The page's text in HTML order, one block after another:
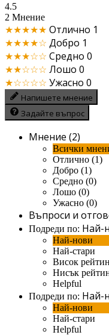
4.5
2 Мнение
★★★★★ Отлично 1
★★★★☆ Добро 1
★★★☆☆ Средно 0
★★☆☆☆ Лошо 0
★☆☆☆☆ Ужасно 0
Напишете мнение
Задайте въпрос
Мнение (2)
Всички
Отлично (1)
Добро (1)
Средно (0)
Лошо (0)
Ужасно (0)
Въпроси и
Подреди по: Най-
Най-нови
Най-стари
Висок
Нисък
Helpful
Подреди по: Най-
Най-нови
Най-стари
Helpful